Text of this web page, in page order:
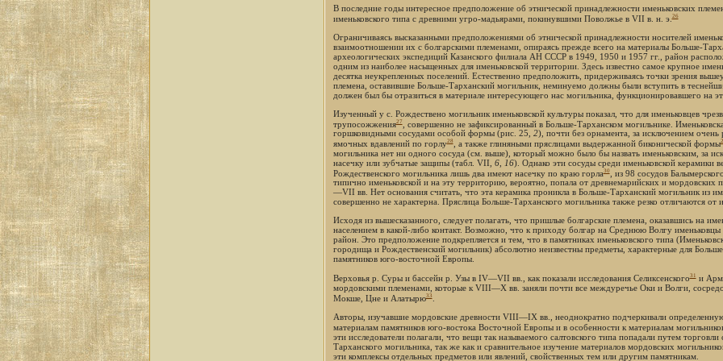
В последние годы интересное предположение об этнической принадлежности именьковских
именьковского типа с древними угро-мадьярами, покинувшими Поволжье в VII в. н. э.26
Ограничиваясь высказанными предположениями об этнической принадлежности носителей
взаимоотношении их с болгарскими племенами, опираясь прежде всего на материалы Больше-
археологических экспедиций Казанского филиала АН СССР в 1949, 1950 и 1957 гг., район
одним из наиболее насыщенных для именьковской территории. Здесь известно самое крупное
десятка неукрепленных поселений. Естественно предположить, придерживаясь точки зрения
племена, оставившие Больше-Тарханский могильник, неминуемо должны были вступить в
должен был бы отразиться в материале интересующего нас могильника, функционировавшего на
Изученный у с. Рождествено могильник именьковской культуры показал, что для именьковцев
трупосожжения27, совершенно не зафиксированный в Больше-Тарханском могильнике.
горшковидными сосудами особой формы (рис. 25, 2), почти без орнамента, за исключением очень
ямочных вдавлений по горлу28, а также глиняными пряслицами выдержанной биконической формы
могильника нет ни одного сосуда (см. выше), который можно было бы назвать именьковским, за
насечку или зубчатые защипы (табл. VII, 6, 16). Однако эти сосуды среди именьковской керамики
Рождественского могильника лишь два имеют насечку по краю горла30, из 98 сосудов
типично именьковской и на эту территорию, вероятно, попала от древнемарийских и мордовских
—VII вв. Нет основания считать, что эта керамика проникла в Больше-Тарханский могильник из
совершенно не характерна. Пряслица Больше-Тарханского могильника также резко отличаются
Исходя из вышесказанного, следует полагать, что пришлые болгарские племена, оказавшись на
населением в какой-либо контакт. Возможно, что к приходу болгар на Среднюю Волгу
район. Это предположение подкрепляется и тем, что в памятниках именьковского типа
городища и Рождественский могильник) абсолютно неизвестны предметы, характерные для
памятников юго-восточной Европы.
Верховья р. Суры и бассейн р. Узы в IV—VII вв., как показали исследования Селиксенского31и
мордовскими племенами, которые к VIII—X вв. заняли почти все междуречье Оки и Волги,
Мокше, Цне и Алатырю33.
Авторы, изучавшие мордовские древности VIII—IX вв., неоднократно подчеркивали
материалам памятников юго-востока Восточной Европы и в особенности к материалам
эти исследователи полагали, что вещи так называемого салтовского типа попадали путем
Тарханского могильника, так же как и сравнительное изучение материалов мордовских
эти комплексы отдельных предметов или явлений, свойственных тем или другим памятникам.